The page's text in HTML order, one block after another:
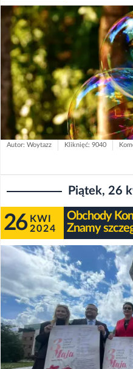
Autor: Woytazz Kliknięć: 9040
Piątek, 26
26 KWI
2024
Obchody
Znamy